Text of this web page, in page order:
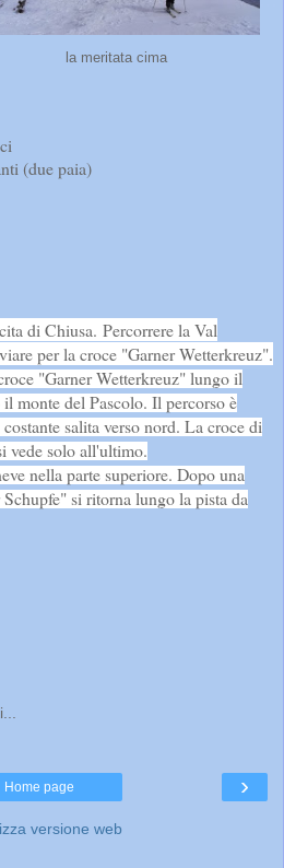
la meritata cima
(due paia)
di Chiusa. Percorrere la Val
per la croce "Garner Wetterkreuz".
"Garner Wetterkreuz" lungo il
monte del Pascolo. Il percorso è
salita verso nord. La croce di
vede solo all'ultimo.
nella parte superiore. Dopo una
si ritorna lungo la pista da
›
Home page
versione web